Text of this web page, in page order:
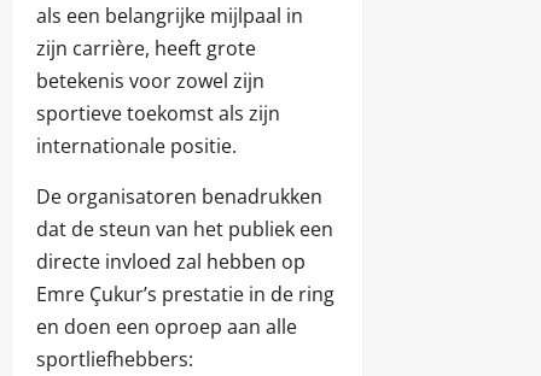
als een belangrijke mijlpaal in
zijn carrière, heeft grote
betekenis voor zowel zijn
sportieve toekomst als zijn
internationale positie.
De organisatoren benadrukken
dat de steun van het publiek een
directe invloed zal hebben op
Emre Çukur’s prestatie in de ring
en doen een oproep aan alle
sportliefhebbers: